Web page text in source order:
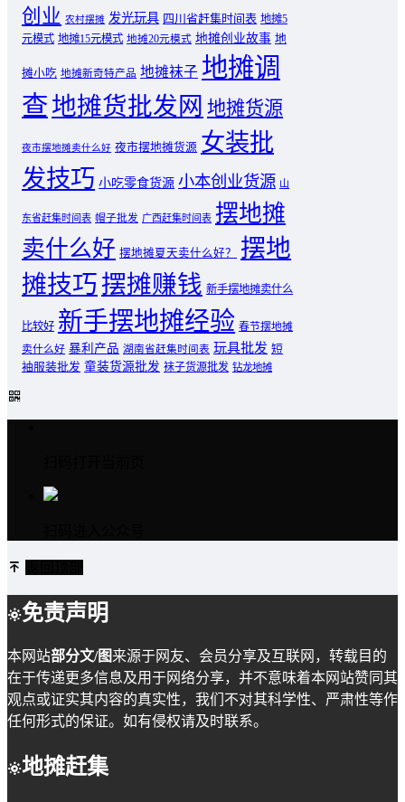
创业 农村摆摊 发光玩具 四川省赶集时间表 地摊5
元模式 地摊15元模式 地摊20元模式 地摊创业故事 地
摊小吃 地摊新奇特产品 地摊袜子 地摊调
查地摊货批发网 地摊货源
夜市摆地摊卖什么好 夜市摆地摊货源 女装批
发技巧 小吃零食货源 小本创业货源 山
东省赶集时间表 帽子批发 广西赶集时间表 摆地摊
卖什么好 摆地摊夏天卖什么好？
摆地
摊技巧摆摊赚钱 新手摆地摊卖什么
比较好 新手摆地摊经验 春节摆地摊
卖什么好 暴利产品 湖南省赶集时间表 玩具批发 短
袖服装批发 童装货源批发 袜子货源批发 钻龙地摊
免责声明
本网站部分文/图来源于网友、会员分享及互联网，转载目的
在于传递更多信息及用于网络分享，并不意味着本网站赞同其
观点或证实其内容的真实性，我们不对其科学性、严肃性等作
任何形式的保证。如有侵权请及时联系。
地摊赶集